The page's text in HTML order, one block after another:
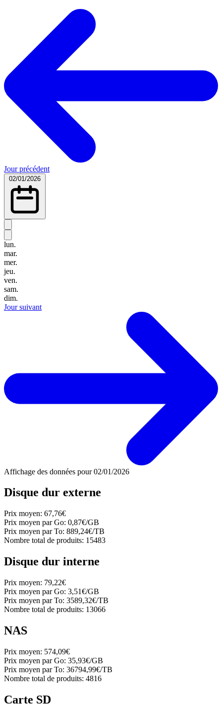
Jour précédent
02/01/2026
lun.
mar.
mer.
jeu.
ven.
sam.
dim.
Jour suivant
Affichage des données pour02/01/2026
Disque dur externe
Prix moyen: 67,76€
Prix moyen par Go: 0,87€/GB
Prix moyen par To: 889,24€/TB
Nombre total de produits: 15483
Disque dur interne
Prix moyen: 79,22€
Prix moyen par Go: 3,51€/GB
Prix moyen par To: 3589,32€/TB
Nombre total de produits: 13066
NAS
Prix moyen: 574,09€
Prix moyen par Go: 35,93€/GB
Prix moyen par To: 36794,99€/TB
Nombre total de produits: 4816
Carte SD